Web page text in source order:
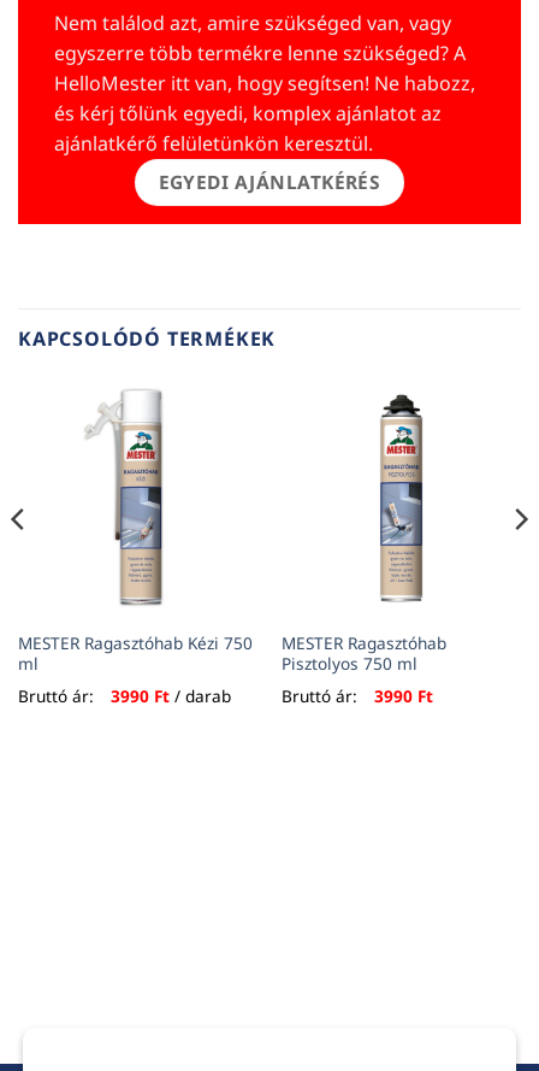
Nem találod azt, amire szükséged van, vagy
egyszerre több termékre lenne szükséged? A
HelloMester itt van, hogy segítsen! Ne habozz,
és kérj tőlünk egyedi, komplex ajánlatot az
ajánlatkérő felületünkön keresztül.
EGYEDI AJÁNLATKÉRÉS
KAPCSOLÓDÓ TERMÉKEK
MESTER Ragasztóhab Kézi 750
ml
Bruttó ár:
3990 Ft/ darab
MESTER Ragasztóhab
Pisztolyos 750 ml
Bruttó ár:
3990 Ft